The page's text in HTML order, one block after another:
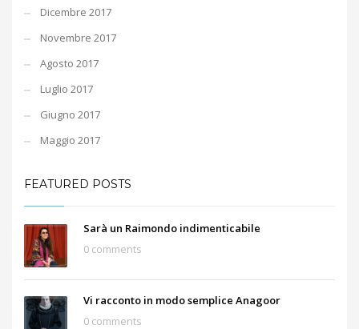
Dicembre 2017
Novembre 2017
Agosto 2017
Luglio 2017
Giugno 2017
Maggio 2017
FEATURED POSTS
Sarà un Raimondo indimenticabile
0 comments
Vi racconto in modo semplice Anagoor
0 comments